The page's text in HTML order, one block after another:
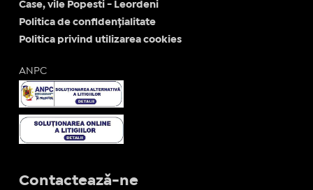
Case, vile Popesti - Leordeni
Politica de confidențialitate
Politica privind utilizarea cookies
ANPC
Contactează-ne